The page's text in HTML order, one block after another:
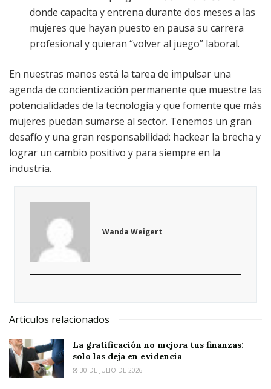
donde capacita y entrena durante dos meses a las
mujeres que hayan puesto en pausa su carrera
profesional y quieran “volver al juego” laboral.
En nuestras manos está la tarea de impulsar una
agenda de concientización permanente que muestre las
potencialidades de la tecnología y que fomente que más
mujeres puedan sumarse al sector. Tenemos un gran
desafío y una gran responsabilidad: hackear la brecha y
lograr un cambio positivo y para siempre en la
industria.
Wanda Weigert
Artículos relacionados
La gratificación no mejora tus finanzas:
solo las deja en evidencia
30 DE JULIO DE 2026